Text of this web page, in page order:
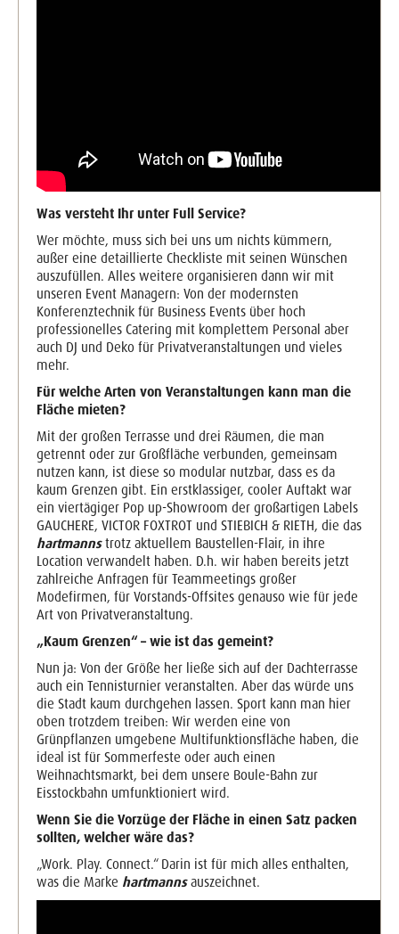
Was versteht Ihr unter Full Service?
Wer möchte, muss sich bei uns um nichts kümmern,
außer eine detaillierte Checkliste mit seinen Wünschen
auszufüllen. Alles weitere organisieren dann wir mit
unseren Event Managern: Von der modernsten
Konferenztechnik für Business Events über hoch
professionelles Catering mit komplettem Personal aber
auch DJ und Deko für Privatveranstaltungen und vieles
mehr.
Für welche Arten von Veranstaltungen kann man die
Fläche mieten?
Mit der großen Terrasse und drei Räumen, die man
getrennt oder zur Großfläche verbunden, gemeinsam
nutzen kann, ist diese so modular nutzbar, dass es da
kaum Grenzen gibt. Ein erstklassiger, cooler Auftakt war
ein viertägiger Pop up-Showroom der großartigen Labels
GAUCHERE, VICTOR FOXTROT und STIEBICH & RIETH, die das
hartmannstrotz aktuellem Baustellen-Flair, in ihre
Location verwandelt haben. D.h. wir haben bereits jetzt
zahlreiche Anfragen für Teammeetings großer
Modefirmen, für Vorstands-Offsites genauso wie für jede
Art von Privatveranstaltung.
„Kaum Grenzen“ – wie ist das gemeint?
Nun ja: Von der Größe her ließe sich auf der Dachterrasse
auch ein Tennisturnier veranstalten. Aber das würde uns
die Stadt kaum durchgehen lassen. Sport kann man hier
oben trotzdem treiben: Wir werden eine von
Grünpflanzen umgebene Multifunktionsfläche haben, die
ideal ist für Sommerfeste oder auch einen
Weihnachtsmarkt, bei dem unsere Boule-Bahn zur
Eisstockbahn umfunktioniert wird.
Wenn Sie die Vorzüge der Fläche in einen Satz packen
sollten, welcher wäre das?
„Work. Play. Connect.“ Darin ist für mich alles enthalten,
was die Marke hartmanns auszeichnet.